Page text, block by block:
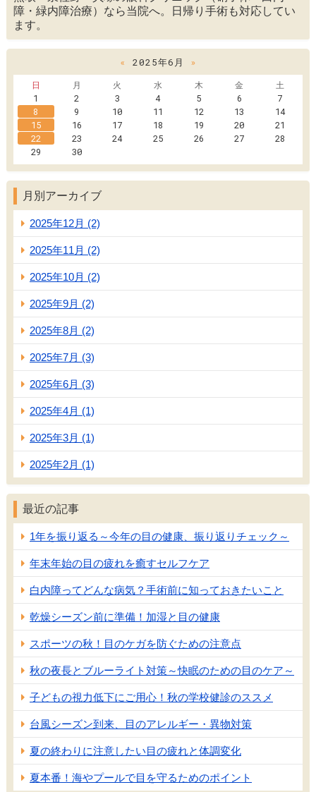
障・緑内障治療）なら当院へ。日帰り手術も対応してい
ます。
« 2025年6月
»
日
月 火 水 木 金
土
1
2 3 4 5 6
7
8
9 10 11 12 13
14
15
16 17 18 19 20
21
22
23 24 25 26 27
28
29
30
月別アーカイブ
2025年12月 (2)
2025年11月 (2)
2025年10月 (2)
2025年9月 (2)
2025年8月 (2)
2025年7月 (3)
2025年6月 (3)
2025年4月 (1)
2025年3月 (1)
2025年2月 (1)
最近の記事
1年を振り返る～今年の目の健康、振り返りチェック～
年末年始の目の疲れを癒すセルフケア
白内障ってどんな病気？手術前に知っておきたいこと
乾燥シーズン前に準備！加湿と目の健康
スポーツの秋！目のケガを防ぐための注意点
秋の夜長とブルーライト対策～快眠のための目のケア～
子どもの視力低下にご用心！秋の学校健診のススメ
台風シーズン到来、目のアレルギー・異物対策
夏の終わりに注意したい目の疲れと体調変化
夏本番！海やプールで目を守るためのポイント